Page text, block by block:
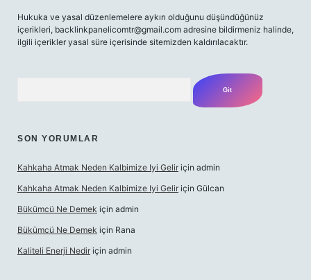
Hukuka ve yasal düzenlemelere aykırı olduğunu düşündüğünüz
içerikleri, backlinkpanelicomtr@gmail.com adresine bildirmeniz halinde,
ilgili içerikler yasal süre içerisinde sitemizden kaldırılacaktır.
SON YORUMLAR
Kahkaha Atmak Neden Kalbimize Iyi Gelir için admin
Kahkaha Atmak Neden Kalbimize Iyi Gelir için Gülcan
Bükümcü Ne Demek için admin
Bükümcü Ne Demek için Rana
Kaliteli Enerji Nedir için admin